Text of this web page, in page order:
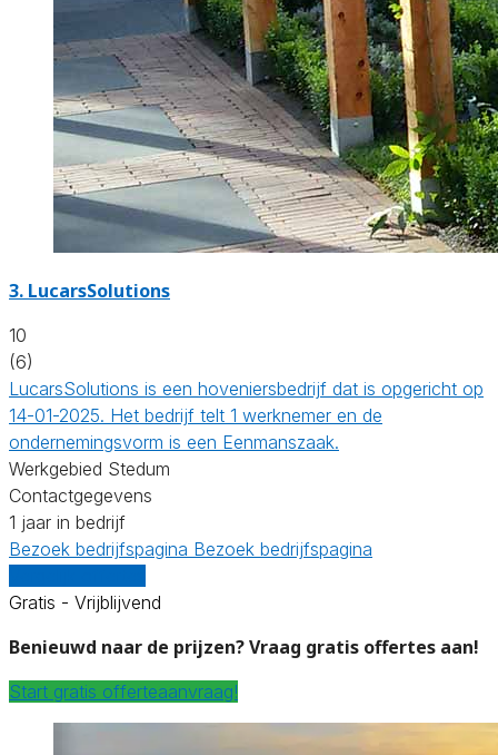
3. LucarsSolutions
10
(6)
LucarsSolutions is een hoveniersbedrijf dat is opgericht op
14-01-2025. Het bedrijf telt 1 werknemer en de
ondernemingsvorm is een Eenmanszaak.
Werkgebied Stedum
Contactgegevens
1 jaar in bedrijf
Bezoek bedrijfspagina Bezoek bedrijfspagina
Gratis - Vrijblijvend
Benieuwd naar de prijzen? Vraag gratis offertes aan!
Start gratis offerteaanvraag!